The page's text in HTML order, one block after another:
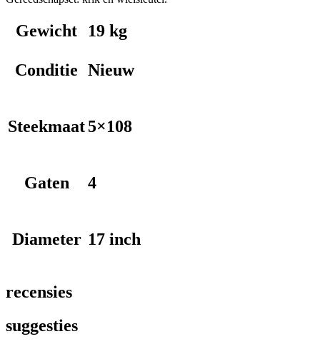
Gewicht 19 kg
Conditie Nieuw
Steekmaat5×108
Gaten 4
Diameter 17 inch
recensies
suggesties